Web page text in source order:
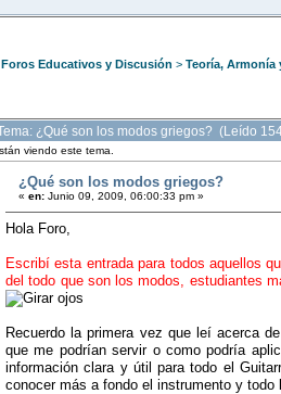
Foros Educativos y Discusión > Teoría,
¿Qué son los modos griegos? (Leído
viendo este tema.
¿Qué son los modos griegos?
« en: Junio 09, 2009, 06:00:33 pm »
Hola Foro,
Escribí esta entrada para todos aquellos
del todo que son los modos, estudiantes
Recuerdo la primera vez que leí acerca
que me podrían servir o como podría
información clara y útil para todo el
conocer más a fondo el instrumento y todo